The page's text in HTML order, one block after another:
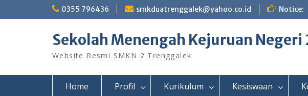
0355 796436 smkduatrenggalek@yahoo.co.id Notice:
Sekolah Menengah Kejuruan Negeri
Website Resmi SMKN 2 Trenggalek
Home Profil Kurikulum Kesiswaan